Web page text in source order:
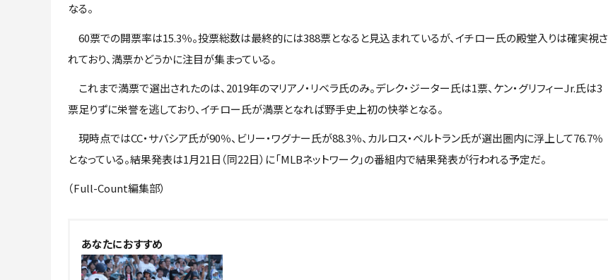
なる。
60票での開票率は15.3％。投票総数は最終的には388票となると見込まれているが、イチロー氏の殿堂入りは確実視さ
れており、満票かどうかに注目が集まっている。
これまで満票で選出されたのは、2019年のマリアノ・リベラ氏のみ。デレク・ジーター氏は1票、ケン・グリフィーJr.氏は3
票足りずに栄誉を逃しており、イチロー氏が満票となれば野手史上初の快挙となる。
現時点ではCC・サバシア氏が90％、ビリー・ワグナー氏が88.3％、カルロス・ベルトラン氏が選出圏内に浮上して76.7％
となっている。結果発表は1月21日（同22日）に「MLBネットワーク」の番組内で結果発表が行われる予定だ。
（Full-Count編集部）
あなたにおすすめ